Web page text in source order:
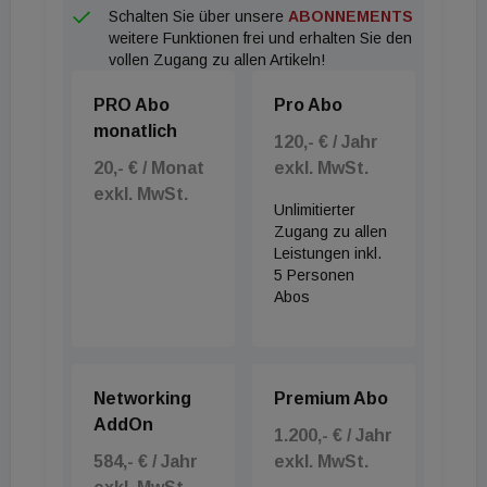
Schalten Sie über unsere ABONNEMENTS
weitere Funktionen frei und erhalten Sie den
vollen Zugang zu allen Artikeln!
PRO Abo
monatlich
20,- € / Monat
exkl. MwSt.
Pro Abo
120,- € / Jahr
exkl. MwSt.
Unlimitierter
Zugang zu allen
Leistungen inkl.
5 Personen
Abos
Networking
AddOn
584,- € / Jahr
Premium Abo
1.200,- € / Jahr
exkl. MwSt.